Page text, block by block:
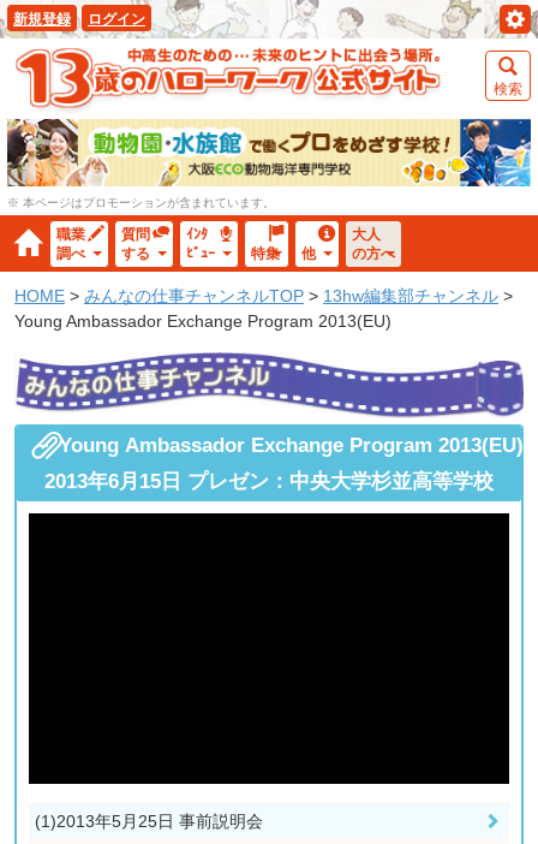
新規登録 ログイン
検索
※ 本ページはプロモーションが含まれています。
職業
調べ
質問
する
ｲﾝﾀ
ﾋﾞｭｰ
特集 他
大人
の方へ
HOME > みんなの仕事チャンネルTOP > 13hw編集部チャンネル >
Young Ambassador Exchange Program 2013(EU)
Young Ambassador Exchange Program 2013(EU)
2013年6月15日 プレゼン：中央大学杉並高等学校
(1)2013年5月25日 事前説明会